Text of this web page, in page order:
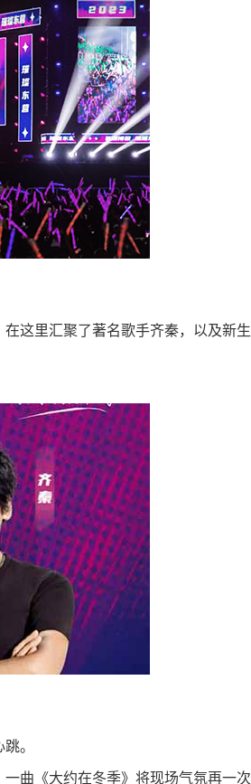
这里汇聚了著名歌手齐秦，以及新生
。
曲《大约在冬季》将现场气氛再一次